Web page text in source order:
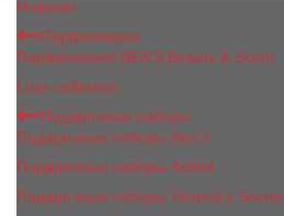
Новинки
Парфюмерия
Парфюмерия BEA'S Beauty & Scent
Luxe collection
Подарочные наборы
Подарочные наборы Bea's
Подарочные наборы 4х5ml
Подарочные наборы Victoria's Secret